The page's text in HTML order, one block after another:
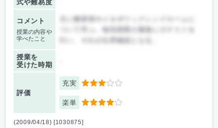
式や難易度
コメント
授業の内容や
学べたこと
主に糖尿病やメタボリックシンドロームに
ついて学ぶ。毎回授業の最後に小テストを
行い、それが出席確認となる。
授業を
受けた時期
評価
充実 3
楽単 4
(2009/04/18) [1030875]